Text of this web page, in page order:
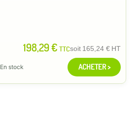
198,29 € TTCsoit 165,24 € HT
En stock ACHETER >